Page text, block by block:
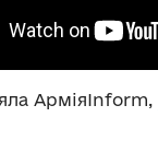
АрміяInform,